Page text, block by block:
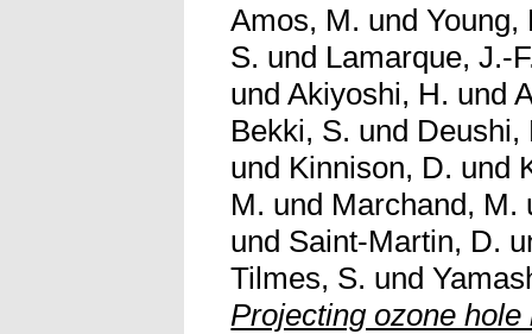
Amos, M. undYoung,
S. und Lamarque, J.-
undAkiyoshi, H. und
Bekki, S. und Deushi,
und Kinnison, D. und
M. und Marchand, M.
und Saint-Martin, D.
Tilmes, S. und
Projecting ozone